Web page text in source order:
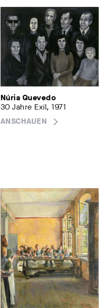
Núria Quevedo
30 Jahre Exil, 1971
ANSCHAUEN